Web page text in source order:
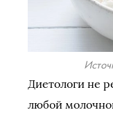
Диетологи не
любой